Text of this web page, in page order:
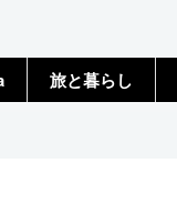
旅と暮らし